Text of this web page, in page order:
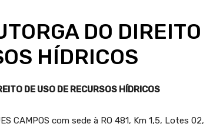
DO DIREITO
HÍDRICOS
DE USO DE RECURSOS HÍDRICOS
CAMPOS com sede à RO 481, Km 1,5, Lotes 02,